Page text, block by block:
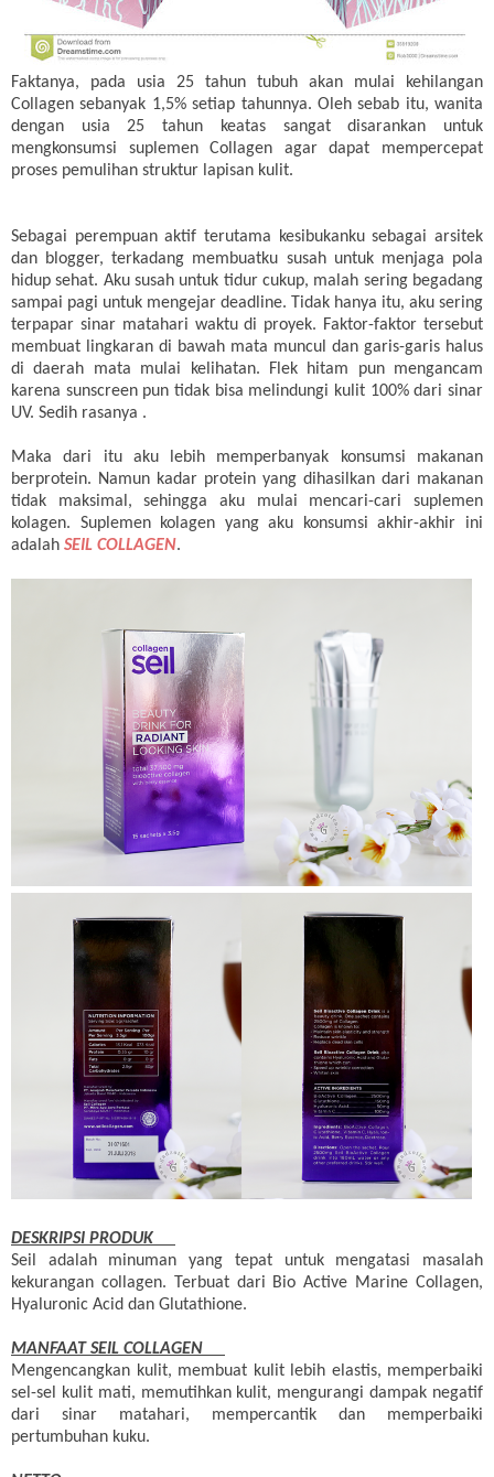
Faktanya, pada usia 25 tahun tubuh akan mulai kehilangan
Collagen sebanyak 1,5% setiap tahunnya. Oleh sebab itu, wanita
dengan usia 25 tahun keatas sangat disarankan untuk
mengkonsumsi suplemen Collagen agar dapat mempercepat
proses pemulihan struktur lapisan kulit.
Sebagai perempuan aktif terutama kesibukanku sebagai arsitek
dan blogger, terkadang membuatku susah untuk menjaga pola
hidup sehat. Aku susah untuk tidur cukup, malah sering begadang
sampai pagi untuk mengejar deadline. Tidak hanya itu, aku sering
terpapar sinar matahari waktu di proyek. Faktor-faktor tersebut
membuat lingkaran di bawah mata muncul dan garis-garis halus
di daerah mata mulai kelihatan. Flek hitam pun mengancam
karena sunscreen pun tidak bisa melindungi kulit 100% dari sinar
UV. Sedih rasanya .
Maka dari itu aku lebih memperbanyak konsumsi makanan
berprotein. Namun kadar protein yang dihasilkan dari makanan
tidak maksimal, sehingga aku mulai mencari-cari suplemen
kolagen. Suplemen kolagen yang aku konsumsi akhir-akhir ini
adalah SEIL COLLAGEN.
DESKRIPSI PRODUK
Seil adalah minuman yang tepat untuk mengatasi masalah
kekurangan collagen. Terbuat dari Bio Active Marine Collagen,
Hyaluronic Acid dan Glutathione.
MANFAAT SEIL COLLAGEN
Mengencangkan kulit, membuat kulit lebih elastis, memperbaiki
sel-sel kulit mati, memutihkan kulit, mengurangi dampak negatif
dari sinar matahari, mempercantik dan memperbaiki
pertumbuhan kuku.